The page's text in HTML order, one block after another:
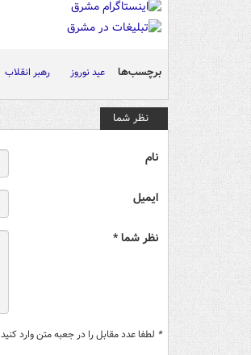
برچسب‌ها عید نوروز رهبر انقلاب
نظر شما
نام
ایمیل
نظر شما *
* لطفا عدد مقابل را در جعبه متن وارد کنید